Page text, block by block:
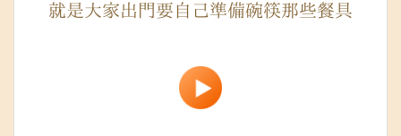
就是大家出門要自己準備碗筷那些餐具